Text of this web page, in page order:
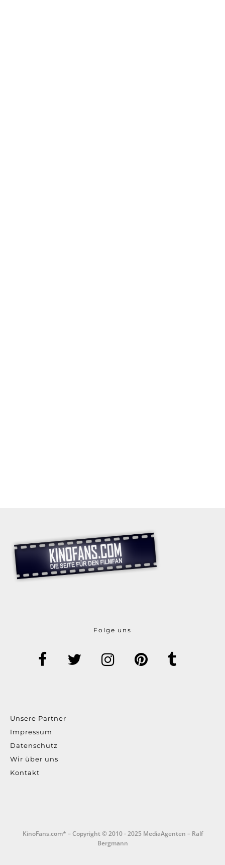
Folge uns
Unsere Partner
Impressum
Datenschutz
Wir über uns
Kontakt
KinoFans.com* – Copyright © 2010 - 2025 MediaAgenten – Ralf
Bergmann